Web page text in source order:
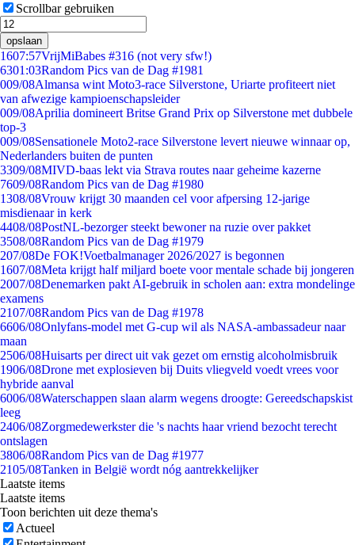
Scrollbar gebruiken
opslaan
1607:57VrijMiBabes #316 (not very sfw!)
6301:03Random Pics van de Dag #1981
009/08Almansa wint Moto3-race Silverstone, Uriarte profiteert niet
van afwezige kampioenschapsleider
009/08Aprilia domineert Britse Grand Prix op Silverstone met dubbele
top-3
009/08Sensationele Moto2-race Silverstone levert nieuwe winnaar op,
Nederlanders buiten de punten
3309/08MIVD-baas lekt via Strava routes naar geheime kazerne
7609/08Random Pics van de Dag #1980
1308/08Vrouw krijgt 30 maanden cel voor afpersing 12-jarige
misdienaar in kerk
4408/08PostNL-bezorger steekt bewoner na ruzie over pakket
3508/08Random Pics van de Dag #1979
207/08De FOK!Voetbalmanager 2026/2027 is begonnen
1607/08Meta krijgt half miljard boete voor mentale schade bij jongeren
2007/08Denemarken pakt AI-gebruik in scholen aan: extra mondelinge
examens
2107/08Random Pics van de Dag #1978
6606/08Onlyfans-model met G-cup wil als NASA-ambassadeur naar
maan
2506/08Huisarts per direct uit vak gezet om ernstig alcoholmisbruik
1906/08Drone met explosieven bij Duits vliegveld voedt vrees voor
hybride aanval
6006/08Waterschappen slaan alarm wegens droogte: Gereedschapskist
leeg
2406/08Zorgmedewerkster die 's nachts haar vriend bezocht terecht
ontslagen
3806/08Random Pics van de Dag #1977
2105/08Tanken in België wordt nóg aantrekkelijker
Laatste items
Laatste items
Toon berichten uit deze thema's
Actueel